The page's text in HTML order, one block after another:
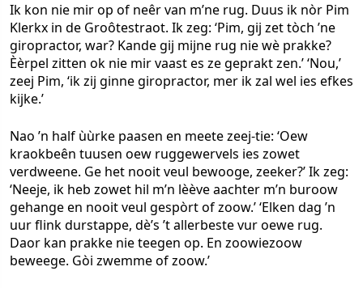
Ik kon nie mir op of neêr van m’ne rug. Duus ik nòr Pim
Klerkx in de Groôtestraot. Ik zeg: ‘Pim, gij zet tòch ’ne
giropractor, war? Kande gij mijne rug nie wè prakke?
Èèrpel zitten ok nie mir vaast es ze geprakt zen.’ ‘Nou,’
zeej Pim, ‘ik zij ginne giropractor, mer ik zal wel ies efkes
kijke.’
Nao ’n half ùùrke paasen en meete zeej-tie: ‘Oew
kraokbeên tuusen oew ruggewervels ies zowet
verdweene. Ge het nooit veul bewooge, zeeker?’ Ik zeg:
‘Neeje, ik heb zowet hil m’n lèève aachter m’n buroow
gehange en nooit veul gespòrt of zoow.’ ‘Elken dag ’n
uur flink durstappe, dè’s ’t allerbeste vur oewe rug.
Daor kan prakke nie teegen op. En zoowiezoow
beweege. Gòi zwemme of zoow.’